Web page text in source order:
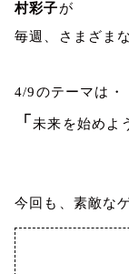
村彩子が
毎週、さまざま
4/9のテーマは・
「未来を始めよ
今回も、素敵な